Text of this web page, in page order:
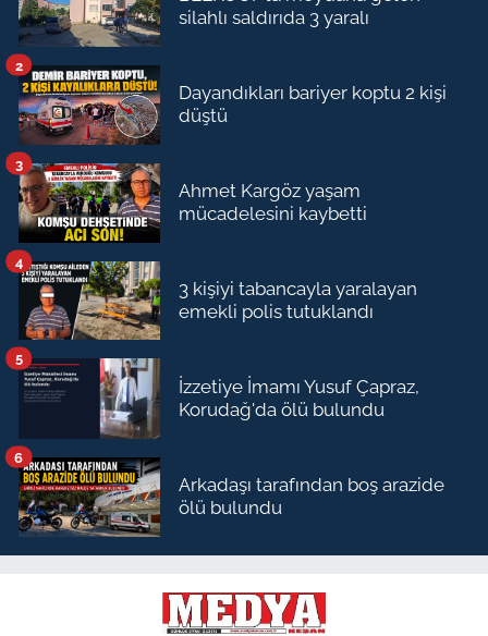
silahlı saldırıda 3 yaralı
Dayandıkları bariyer koptu 2 kişi
düştü
2
Ahmet Kargöz yaşam
mücadelesini kaybetti
3
3 kişiyi tabancayla yaralayan
emekli polis tutuklandı
4
İzzetiye İmamı Yusuf Çapraz,
Korudağ'da ölü bulundu
5
Arkadaşı tarafından boş arazide
ölü bulundu
6